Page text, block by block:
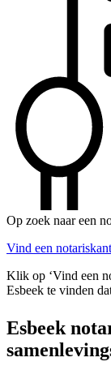
Op zoek naar een
Vind een
Klik op ‘Vind een
Esbeek te vinden
Esbeek